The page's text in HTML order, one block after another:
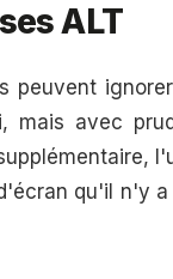
ALT
peuvent
mais avec
qu'il n'y